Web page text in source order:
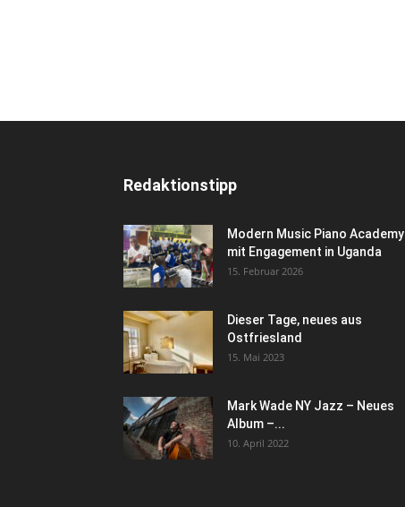
Redaktionstipp
Modern Music Piano Academy
mit Engagement in Uganda
15. Februar 2026
Dieser Tage, neues aus
Ostfriesland
15. Mai 2023
Mark Wade NY Jazz – Neues
Album –...
10. April 2022